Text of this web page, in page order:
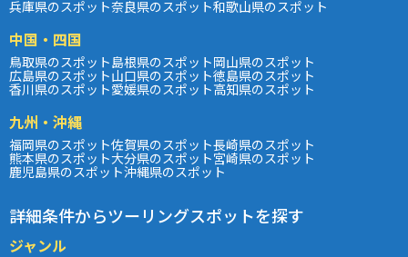
兵庫県のスポット奈良県のスポット和歌山県のスポット
中国・四国
鳥取県のスポット島根県のスポット岡山県のスポット
広島県のスポット山口県のスポット徳島県のスポット
香川県のスポット愛媛県のスポット高知県のスポット
九州・沖縄
福岡県のスポット佐賀県のスポット長崎県のスポット
熊本県のスポット大分県のスポット宮崎県のスポット
鹿児島県のスポット沖縄県のスポット
詳細条件からツーリングスポットを探す
ジャンル